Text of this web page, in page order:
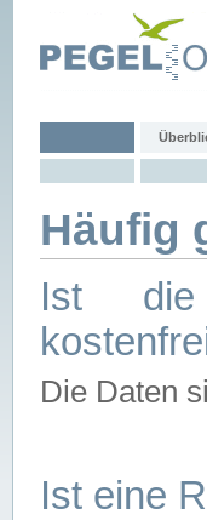
Häufig
Ist die
Die Daten
Ist eine